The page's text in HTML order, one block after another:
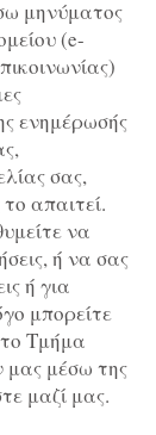
μηνύματος
(e-
ενημέρωσής
σας,
απαιτεί.
να
ή να σας
ή για
μπορείτε
Τμήμα
μέσω της
μαζί μας.